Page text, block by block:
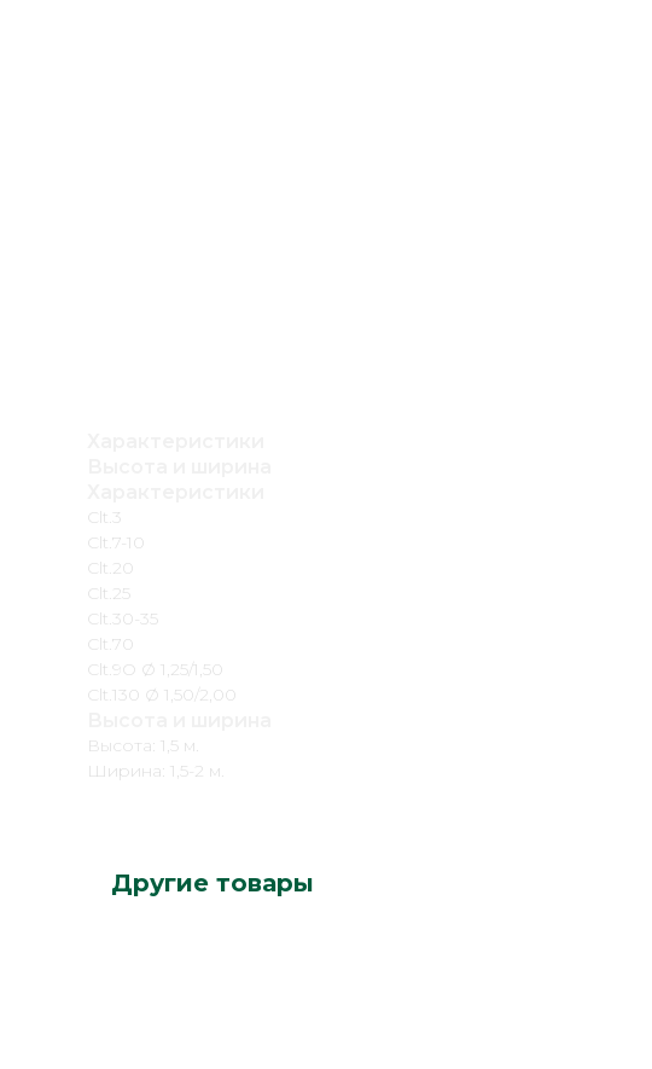
Clt.3
Clt.7-10
Clt.20
Clt.25
Clt.30-35
Clt.70
Clt.9O Ø 1,25/1,50
Clt.130 Ø 1,50/2,00
Высота: 1,5 м.
Ширина: 1,5-2 м.
Другие товары